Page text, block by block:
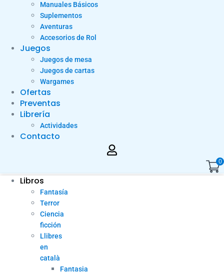
Manuales Básicos
Suplementos
Aventuras
Accesorios de Rol
Juegos
Juegos de mesa
Juegos de cartas
Wargames
Ofertas
Preventas
Librería
Actividades
Contacto
0
Libros
Fantasía
Terror
Ciencia
ficción
Llibres
en
català
Fantasia